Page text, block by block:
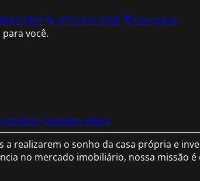
(47) 3514.9790
Ver todos
você.
Contatos Sobre
realizarem o sonho da casa própria e
no mercado imobiliário, nossa missão